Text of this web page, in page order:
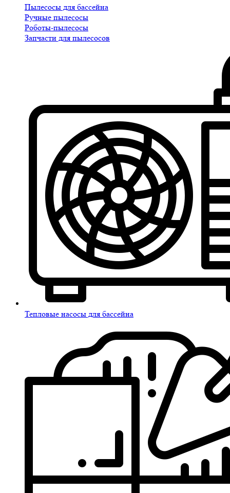
Пылесосы для бассейна
Ручные пылесосы
Роботы-пылесосы
Запчасти для пылесосов
Тепловые насосы для бассейна